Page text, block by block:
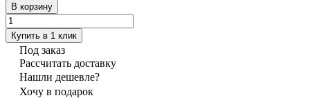
В корзину
Купить в 1 клик
Под заказ
Рассчитать доставку
Нашли дешевле?
Хочу в подарок